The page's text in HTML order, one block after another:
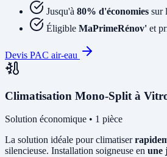
Jusqu'à 80% d'économies sur
Éligible MaPrimeRénov' et
Devis PAC air-eau
Climatisation Mono-Split à
Solution économique • 1 pièce
La solution idéale pour climatiser
silencieuse. Installation soigneuse en une